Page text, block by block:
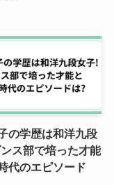
の学歴は和洋九段
ス部で培った才能
代のエピソード